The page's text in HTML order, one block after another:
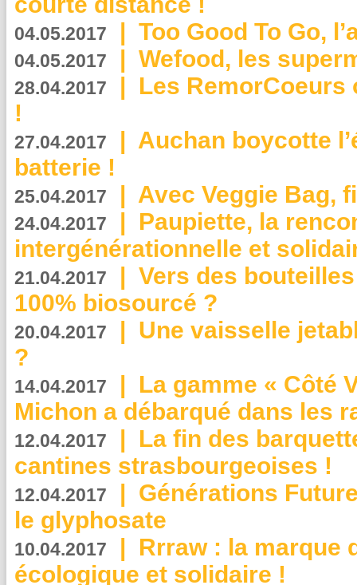
04.05.2017 | Too Good To Go,
04.05.2017 | Wefood, les
28.04.2017 | Les RemorCoeurs
!
27.04.2017 | Auchan boycotte
batterie !
25.04.2017 | Avec Veggie Bag,
24.04.2017 | Paupiette, la
intergénérationnelle et
21.04.2017 | Vers des
100% biosourcé ?
20.04.2017 | Une vaisselle
?
14.04.2017 | La gamme « Côté
Michon a débarqué dans les
12.04.2017 | La fin des
cantines strasbourgeoises !
12.04.2017 | Générations
le glyphosate
10.04.2017 | Rrraw : la marque
écologique et solidaire !